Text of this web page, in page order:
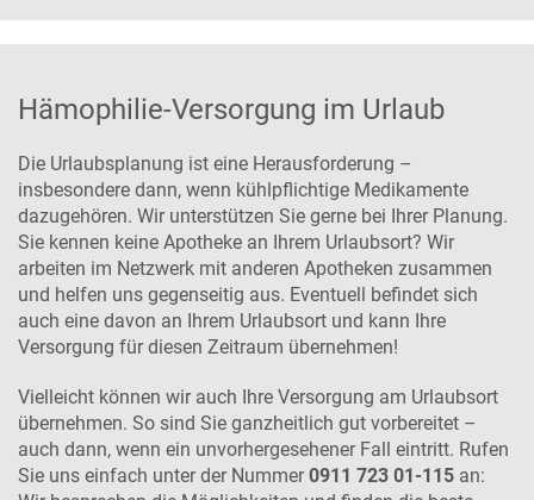
Hämophilie-Versorgung im Urlaub
Die Urlaubsplanung ist eine Herausforderung –
insbesondere dann, wenn kühlpflichtige Medikamente
dazugehören. Wir unterstützen Sie gerne bei Ihrer Planung.
Sie kennen keine Apotheke an Ihrem Urlaubsort? Wir
arbeiten im Netzwerk mit anderen Apotheken zusammen
und helfen uns gegenseitig aus. Eventuell befindet sich
auch eine davon an Ihrem Urlaubsort und kann Ihre
Versorgung für diesen Zeitraum übernehmen!
Vielleicht können wir auch Ihre Versorgung am Urlaubsort
übernehmen. So sind Sie ganzheitlich gut vorbereitet –
auch dann, wenn ein unvorhergesehener Fall eintritt. Rufen
Sie uns einfach unter der Nummer0911 723 01-115 an: